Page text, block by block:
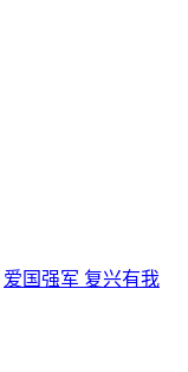
爱国强军 复兴有我